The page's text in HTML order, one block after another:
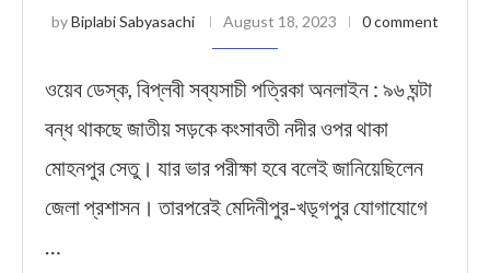
byBiplabi Sabyasachi August 18, 2023 0 comment
ওয়েব ডেস্ক, বিপ্লবী সব্যসাচী পত্রিকা অনলাইন : ৯৬ ঘন্টা
বন্ধ থাকছে জাতীয় সড়কে কংসাবতী নদীর ওপর থাকা
মোহনপুর সেতু। যার ভার পরীক্ষা হবে বলেই জানিয়েছিলেন
জেলা প্রশাসন। তারপরেই মেদিনীপুর-খড়্গপুর যোগাযোগে
…